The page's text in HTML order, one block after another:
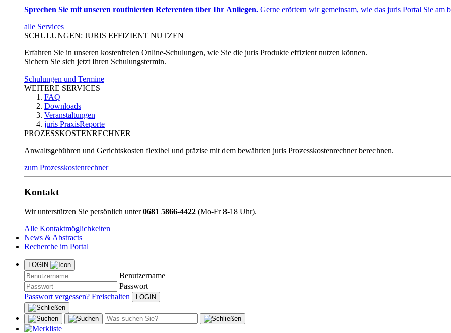
Sprechen Sie mit unseren routinierten Referenten über Ihr Anliegen. Gerne erörtern wir gemeinsam, wie das juris Portal Sie am
alle Services
SCHULUNGEN: JURIS EFFIZIENT NUTZEN
Erfahren Sie in unseren kostenfreien Online-Schulungen, wie Sie die juris Produkte effizient nutzen können.
Sichern Sie sich jetzt Ihren Schulungstermin.
Schulungen und Termine
WEITERE SERVICES
FAQ
Downloads
Veranstaltungen
juris PraxisReporte
PROZESSKOSTENRECHNER
Anwaltsgebühren und Gerichtskosten flexibel und präzise mit dem bewährten juris Prozesskostenrechner berechnen.
zum Prozesskostenrechner
Kontakt
Wir unterstützen Sie persönlich unter0681 5866-4422 (Mo-Fr 8-18 Uhr).
Alle Kontaktmöglichkeiten
News & Abstracts
Recherche im Portal
LOGIN
Benutzername
Passwort
Passwort vergessen? Freischalten